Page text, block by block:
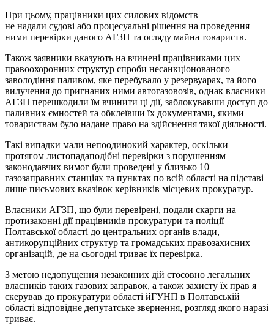
При цьому, працівники цих силових відомств
не надали судові або процесуальні рішення на проведення
ними перевірки даного АГЗП та огляду майна товариств.
Також заявники вказують на вчинені працівниками цих
правоохоронних структур спроби несанкціонованого
заволодіння паливом, яке перебувало у резервуарах, та його
вилучення до пригнаних ними автогазовозів, однак власники
АГЗП перешкодили їм вчинити ці дії, заблокувавши доступ до
паливних ємностей та обклеївши їх документами, якими
товариствам було надане право на здійснення такої діяльності.
Такі випадки мали непоодинокий характер, оскільки
протягом листопадаподібні перевірки з порушенням
законодавчих вимог були проведені у близько 10
газозаправних станціях та пунктах по всій області на підставі
лише письмових вказівок керівників місцевих прокуратур.
Власники АГЗП, що були перевірені, подали скарги на
протизаконні дії працівників прокуратури та поліції
Полтавської області до центральних органів влади,
антикорупційних структур та громадських правозахисних
організацій, де на сьогодні триває їх перевірка.
З метою недопущення незаконних дій стосовно легальних
власників таких газових заправок, а також захисту їх прав я
скерував до прокуратури області йГУНП в Полтавській
області відповідне депутатське звернення, розгляд якого наразі
триває.